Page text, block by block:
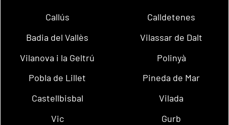
Callús
Calldetenes
Badia del Vallès
Vilassar de Dalt
Vilanova i la Geltrú
Polinyà
Pobla de Lillet
Pineda de Mar
Castellbisbal
Vilada
Vic
Gurb